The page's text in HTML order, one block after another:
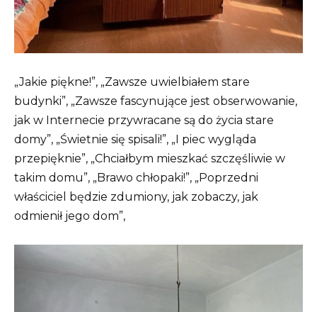
„Jakie piękne!”, „Zawsze uwielbiałem stare
budynki”, „Zawsze fascynujące jest obserwowanie,
jak w Internecie przywracane są do życia stare
domy”, „Świetnie się spisali!”, „I piec wygląda
przepięknie”, „Chciałbym mieszkać szczęśliwie w
takim domu”, „Brawo chłopaki!”, „Poprzedni
właściciel będzie zdumiony, jak zobaczy, jak
odmienił jego dom”,